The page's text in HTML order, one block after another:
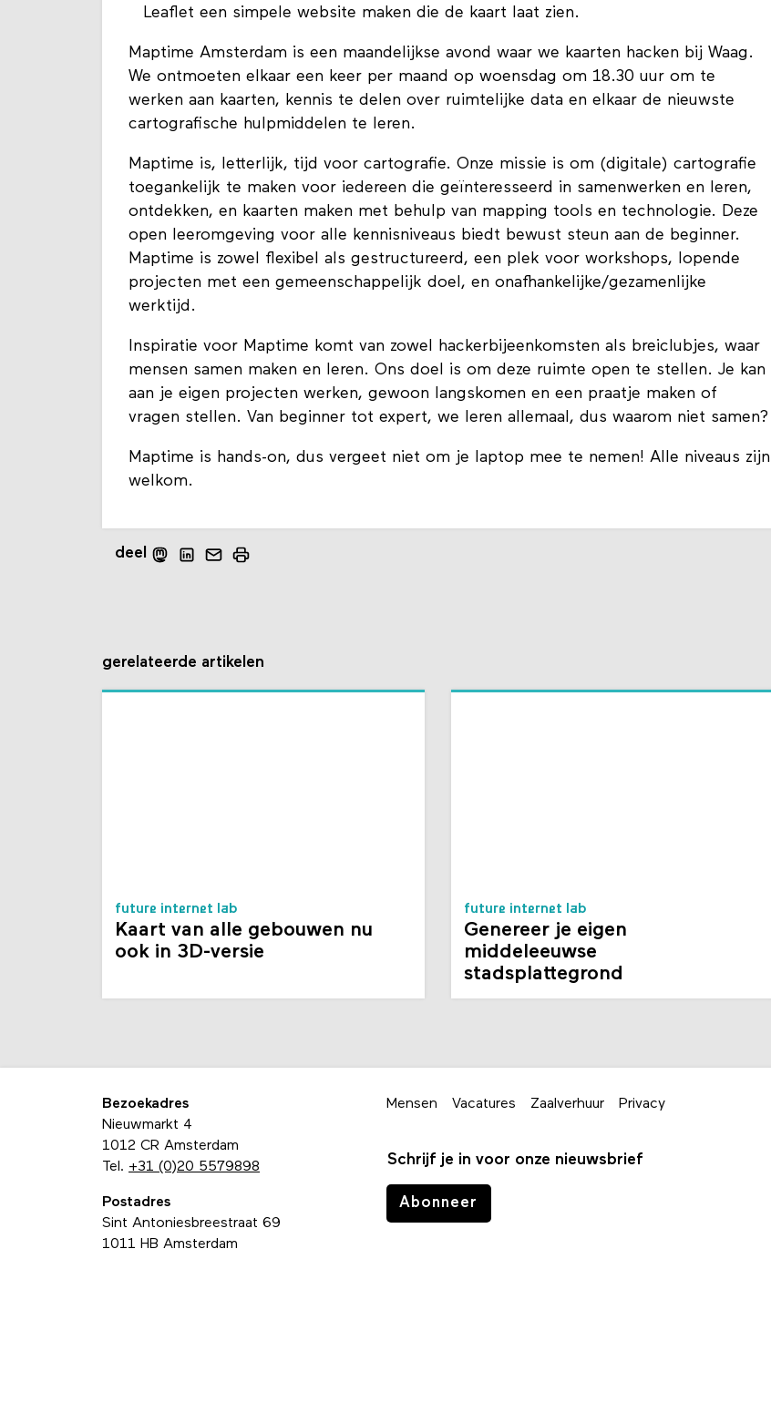
Leaflet een simpele website maken die de kaart laat zien.
Maptime Amsterdam is een maandelijkse avond waar we kaarten hacken bij Waag.
We ontmoeten elkaar een keer per maand op woensdag om 18.30 uur om te
werken aan kaarten, kennis te delen over ruimtelijke data en elkaar de nieuwste
cartografische hulpmiddelen te leren.
Maptime is, letterlijk, tijd voor cartografie. Onze missie is om (digitale) cartografie
toegankelijk te maken voor iedereen die geïnteresseerd in samenwerken en leren,
ontdekken, en kaarten maken met behulp van mapping tools en technologie. Deze
open leeromgeving voor alle kennisniveaus biedt bewust steun aan de beginner.
Maptime is zowel flexibel als gestructureerd, een plek voor workshops, lopende
projecten met een gemeenschappelijk doel, en onafhankelijke/gezamenlijke
werktijd.
Inspiratie voor Maptime komt van zowel hackerbijeenkomsten als breiclubjes, waar
mensen samen maken en leren. Ons doel is om deze ruimte open te stellen. Je kan
aan je eigen projecten werken, gewoon langskomen en een praatje maken of
vragen stellen. Van beginner tot expert, we leren allemaal, dus waarom niet samen?
Maptime is hands-on, dus vergeet niet om je laptop mee te nemen! Alle niveaus zijn
welkom.
deel
gerelateerde artikelen
future internet lab
Kaart van alle gebouwen nu
ook in 3D-versie
future internet lab
Genereer je eigen
middeleeuwse
stadsplattegrond
Bezoekadres
Nieuwmarkt 4
1012 CR Amsterdam
Tel. +31 (0)20 5579898
Postadres
Sint Antoniesbreestraat 69
1011 HB Amsterdam
Mensen Vacatures Zaalverhuur Privacy
Schrijf je in voor onze nieuwsbrief
Abonneer